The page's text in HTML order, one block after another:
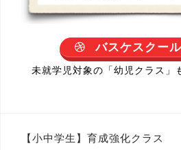
バスケスクー
未就学児対象の「幼児クラス」
【小中学生】育成強化クラス